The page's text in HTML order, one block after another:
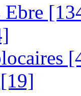
Ebre